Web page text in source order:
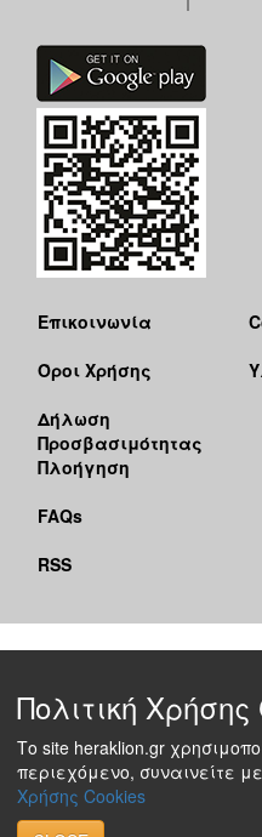
ΤΟΠΟΣ
ΔΗΜΟΣ
ΠΟΛΙΤΙΣΜΟΣ
ΑΝΘΕΚΤΙΚΗ
ΠΟΛΗ
Επικοινωνία
Όροι Χρήσης
Δήλωση
Προσβασιμότητας
Πλοήγηση
FAQs
RSS
Πολιτική Χρήσης
Το site heraklion.gr
περιεχόμενο, συναινείτε
Χρήσης Cookies